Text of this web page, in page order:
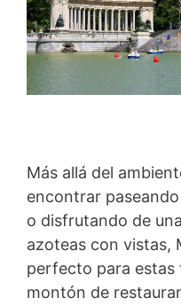
Más allá del
encontrar
o disfrutando de
azoteas con vistas,
perfecto para estas
montón de